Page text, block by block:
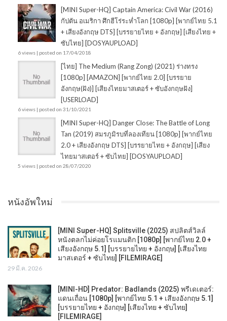
[MINI Super-HQ] Captain America: Civil War (2016)
กัปตัน อเมริกา ศึกฮีโร่ระห่ำโลก [1080p] [พากย์ไทย 5.1
+ เสียงอังกฤษ DTS] [บรรยายไทย + อังกฤษ] [เสียงไทย +
ซับไทย] [DOSYAUPLOAD]
6 views | posted on 17/04/2018
[ไทย] The Medium (Rang Zong) (2021) ร่างทรง
[1080p] [AMAZON] [พากย์ไทย 2.0] [บรรยาย
อังกฤษ(ฝัง)] [เสียงไทยมาสเตอร์ + ซับอังกฤษฝัง]
[USERLOAD]
6 views | posted on 31/10/2021
[MINI Super-HQ] Danger Close: The Battle of Long
Tan (2019) สมรภูมิรบที่ลองเทียน [1080p] [พากย์ไทย
2.0 + เสียงอังกฤษ DTS] [บรรยายไทย + อังกฤษ] [เสียง
ไทยมาสเตอร์ + ซับไทย] [DOSYAUPLOAD]
5 views | posted on 28/07/2020
หนังอัพใหม่
[MINI Super-HQ] Splitsville (2025) สปลิตส์วิลล์
หนังตลกไม่ค่อยโรแมนติก [1080p] [พากย์ไทย 2.0 +
เสียงอังกฤษ 5.1] [บรรยายไทย + อังกฤษ] [เสียงไทย
มาสเตอร์ + ซับไทย] [FILEMIRAGE]
29 มี.ค. 2026
[MINI-HD] Predator: Badlands (2025) พรีเดเตอร์:
แดนเถื่อน [1080p] [พากย์ไทย 5.1 + เสียงอังกฤษ 5.1]
[บรรยายไทย + อังกฤษ] [เสียงไทย + ซับไทย]
[FILEMIRAGE]